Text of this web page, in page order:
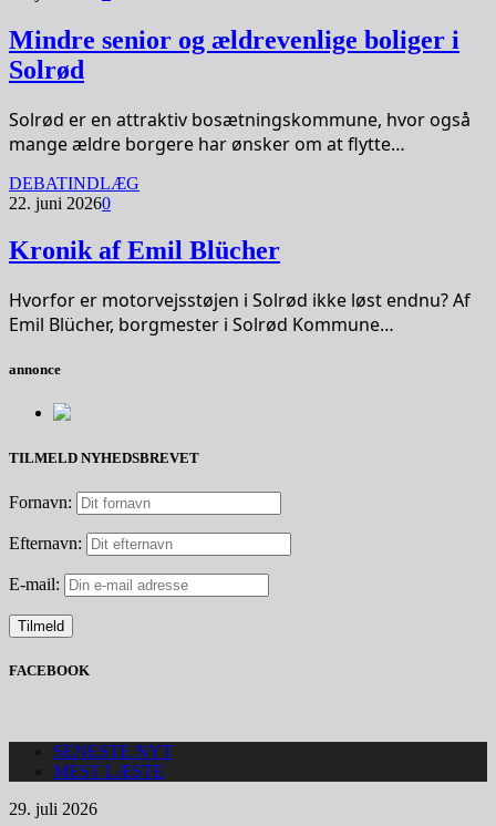
Mindre senior og ældrevenlige boliger i
Solrød
Solrød er en attraktiv bosætningskommune, hvor også
mange ældre borgere har ønsker om at flytte…
DEBATINDLÆG
22. juni 20260
Kronik af Emil Blücher
Hvorfor er motorvejsstøjen i Solrød ikke løst endnu? Af
Emil Blücher, borgmester i Solrød Kommune…
annonce
TILMELD NYHEDSBREVET
Fornavn:
Efternavn:
E-mail:
FACEBOOK
SENESTE NYT
MEST LÆSTE
29. juli 2026